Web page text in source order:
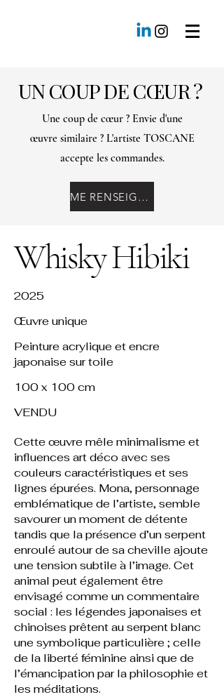
UN COUP DE CŒUR ?
Une coup de cœur ? Envie d'une
œuvre similaire ? L'artiste TOSCANE
accepte les commandes.
ME RENSEIGNER
Whisky Hibiki
2025
Œuvre unique
Peinture acrylique et encre
japonaise sur toile
100 x 100 cm
VENDU
Cette œuvre mêle minimalisme et
influences art déco avec ses
couleurs caractéristiques et ses
lignes épurées. Mona, personnage
emblématique de l’artiste, semble
savourer un moment de détente
tandis que la présence d’un serpent
enroulé autour de sa cheville ajoute
une tension subtile à l’image. Cet
animal peut également être
envisagé comme un commentaire
social : les légendes japonaises et
chinoises prêtent au serpent blanc
une symbolique particulière ; celle
de la liberté féminine ainsi que de
l’émancipation par la philosophie et
les méditations.